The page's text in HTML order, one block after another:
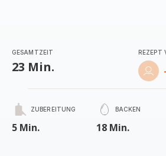
GESAMTZEIT
23 Min.
REZEPT
-
ZUBEREITUNG
5 Min.
BACKEN
18 Min.